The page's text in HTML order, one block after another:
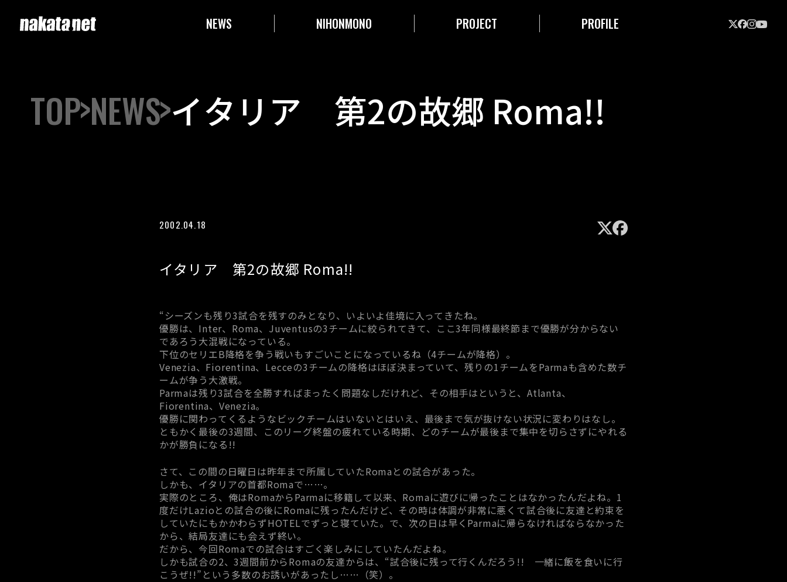
NEWS NIHONMONO PROJECT PROFILE
TOP NEWS イタリア 第2の故郷 Roma!!
2002.04.18
イタリア 第2の故郷 Roma!!
“シーズンも残り3試合を残すのみとなり、いよいよ佳境に入ってきたね。
優勝は、Inter、Roma、Juventusの3チームに絞られてきて、ここ3年同様最終節まで優勝が分からない
であろう大混戦になっている。
下位のセリエB降格を争う戦いもすごいことになっているね（4チームが降格）。
Venezia、Fiorentina、Lecceの3チームの降格はほぼ決まっていて、残りの1チームをParmaも含めた数チ
ームが争う大激戦。
Parmaは残り3試合を全勝すればまったく問題なしだけれど、その相手はというと、Atlanta、
Fiorentina、Venezia。
優勝に関わってくるようなビックチームはいないとはいえ、最後まで気が抜けない状況に変わりはなし。
ともかく最後の3週間、このリーグ終盤の疲れている時期、どのチームが最後まで集中を切らさずにやれる
かが勝負になる!!
さて、この間の日曜日は昨年まで所属していたRomaとの試合があった。
しかも、イタリアの首都Romaで……。
実際のところ、俺はRomaからParmaに移籍して以来、Romaに遊びに帰ったことはなかったんだよね。1
度だけLazioとの試合の後にRomaに残ったんだけど、その時は体調が非常に悪くて試合後に友達と約束を
していたにもかかわらずHOTELでずっと寝ていた。で、次の日は早くParmaに帰らなければならなかった
から、結局友達にも会えず終い。
だから、今回Romaでの試合はすごく楽しみにしていたんだよね。
しかも試合の2、3週間前からRomaの友達からは、“試合後に残って行くんだろう!! 一緒に飯を食いに行
こうぜ!!”という多数のお誘いがあったし……（笑）。